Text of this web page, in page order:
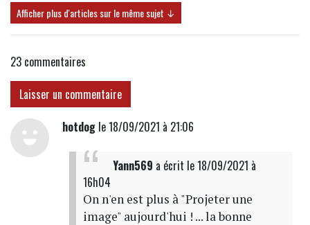
Afficher plus d'articles sur le même sujet ↓
23 commentaires
Laisser un commentaire
hotdogle 18/09/2021 à 21:06
Yann569 a écrit le 18/09/2021 à
16h04
On n'en est plus à "Projeter une
image" aujourd'hui ! ... la bonne